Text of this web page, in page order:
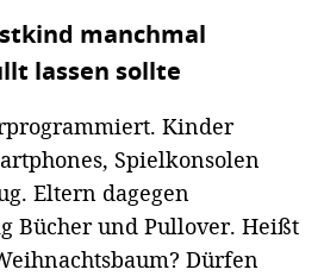
manchmal
lassen sollte
Kinder
Spielkonsolen
Eltern dagegen
Bücher und Pullover. Heißt
Dürfen